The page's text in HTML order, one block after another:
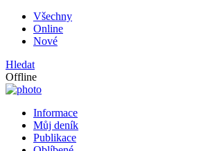
Všechny
Online
Nové
Hledat
Offline
Informace
Můj deník
Publikace